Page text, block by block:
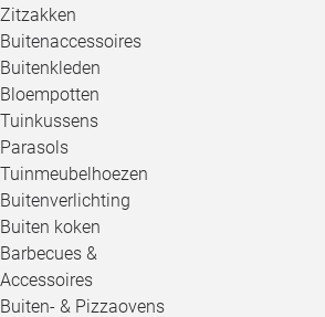
Zitzakken
Buitenaccessoires
Buitenkleden
Bloempotten
Tuinkussens
Parasols
Tuinmeubelhoezen
Buitenverlichting
Buiten koken
Barbecues &
Accessoires
Buiten- & Pizzaovens